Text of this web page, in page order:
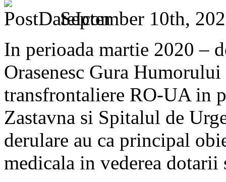
September 10th,
In perioada martie 2020 –
Orasenesc Gura
transfrontaliere RO-UA in
Zastavna si Spitalul de
derulare au ca principal
medicala in vederea